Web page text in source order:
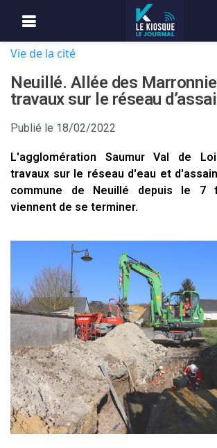
Vie de la cité
Neuillé. Allée des
travaux sur le réseau
Publié le 18/02/2022
L'agglomération Saumur Val de
travaux sur le réseau d'eau et
commune de Neuillé depuis le 7
viennent de se terminer.